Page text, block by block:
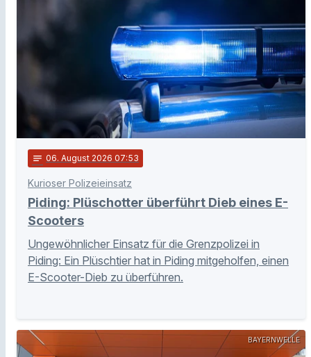
notes 06. August 2026 07:53
Kurioser Polizeieinsatz
Piding: Plüschotter überführt Dieb eines E-
Scooters
Ungewöhnlicher Einsatz für die Grenzpolizei in
Piding: Ein Plüschtier hat in Piding mitgeholfen, einen
E-Scooter-Dieb zu überführen.
BAYERNWELLE